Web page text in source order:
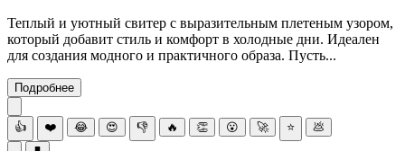
Теплый и уютный свитер с выразительным плетеным узором,
который добавит стиль и комфорт в холодные дни. Идеален
для создания модного и практичного образа. Пусть...
Подробнее
👍 ❤️ 😂 😍 👎 🔥 👏 😮 🚀 ⭐ 💩